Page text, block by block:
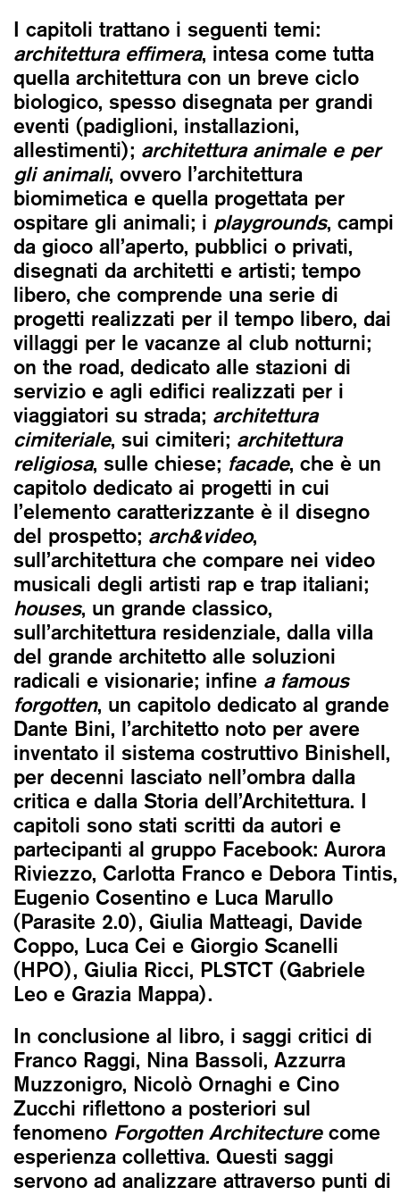
I capitoli trattano i seguenti temi:
architettura effimera, intesa come tutta
quella architettura con un breve ciclo
biologico, spesso disegnata per grandi
eventi (padiglioni, installazioni,
allestimenti); architettura animale e per
gli animali, ovvero l’architettura
biomimetica e quella progettata per
ospitare gli animali; i playgrounds, campi
da gioco all’aperto, pubblici o privati,
disegnati da architetti e artisti; tempo
libero, che comprende una serie di
progetti realizzati per il tempo libero, dai
villaggi per le vacanze al club notturni;
on the road, dedicato alle stazioni di
servizio e agli edifici realizzati per i
viaggiatori su strada; architettura
cimiteriale, sui cimiteri; architettura
religiosa, sulle chiese; facade, che è un
capitolo dedicato ai progetti in cui
l’elemento caratterizzante è il disegno
del prospetto; arch&video,
sull’architettura che compare nei video
musicali degli artisti rap e trap italiani;
houses, un grande classico,
sull’architettura residenziale, dalla villa
del grande architetto alle soluzioni
radicali e visionarie; infine a famous
forgotten, un capitolo dedicato al grande
Dante Bini, l’architetto noto per avere
inventato il sistema costruttivo Binishell,
per decenni lasciato nell’ombra dalla
critica e dalla Storia dell’Architettura. I
capitoli sono stati scritti da autori e
partecipanti al gruppo Facebook: Aurora
Riviezzo, Carlotta Franco e Debora Tintis,
Eugenio Cosentino e Luca Marullo
(Parasite 2.0), Giulia Matteagi, Davide
Coppo, Luca Cei e Giorgio Scanelli
(HPO), Giulia Ricci, PLSTCT (Gabriele
Leo e Grazia Mappa).
In conclusione al libro, i saggi critici di
Franco Raggi, Nina Bassoli, Azzurra
Muzzonigro, Nicolò Ornaghi e Cino
Zucchi riflettono a posteriori sul
fenomeno Forgotten Architecturecome
esperienza collettiva. Questi saggi
servono ad analizzare attraverso punti di